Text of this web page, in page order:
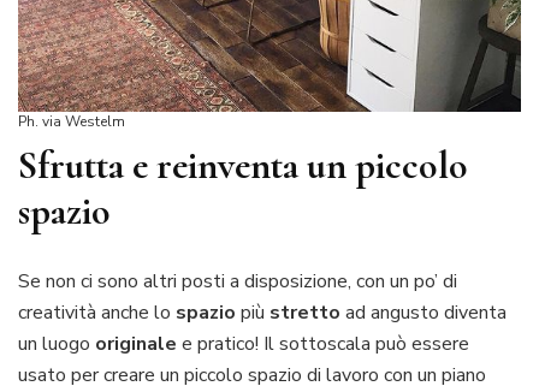
Ph. via Westelm
Sfrutta e reinventa un piccolo
spazio
Se non ci sono altri posti a disposizione, con un po’ di
creatività anche lo spazio più stretto ad angusto diventa
un luogo originale e pratico! Il sottoscala può essere
usato per creare un piccolo spazio di lavoro con un piano